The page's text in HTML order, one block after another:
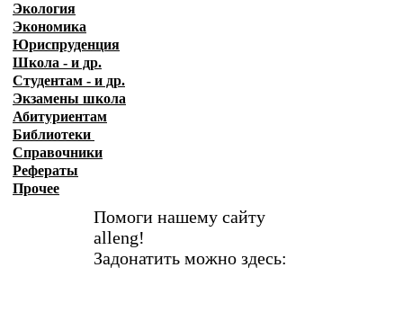
Экология
Экономика
Юриспруденция
Школа - и др.
Студентам - и др.
Экзамены школа
Абитуриентам
Библиотеки
Справочники
Рефераты
Прочее
Помоги нашему сайту
alleng!
Задонатить можно здесь: